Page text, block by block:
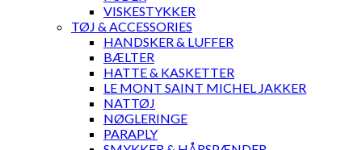
VISKESTYKKER
TØJ & ACCESSORIES
HANDSKER & LUFFER
BÆLTER
HATTE & KASKETTER
LE MONT SAINT MICHEL JAKKER
NATTØJ
NØGLERINGE
PARAPLY